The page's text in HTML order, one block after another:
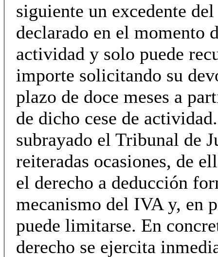
siguiente un excedente
declarado en el momento
actividad y solo puede
importe solicitando su
plazo de doce meses a
de dicho cese de
subrayado el Tribunal de
reiteradas ocasiones, de
el derecho a deducción
mecanismo del IVA y, en
puede limitarse. En
derecho se ejercita